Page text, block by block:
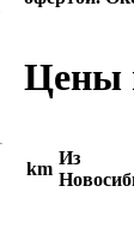
Цены
km
Из